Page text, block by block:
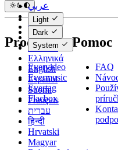
عربي
Català
Čeština
Dansk
Deutsch
Ελληνικά
English
Español
Suomi
Français
עברית
हिन्दी
Hrvatski
Magyar
Light
Dark
System
Produkty
Evervideo
Evermusic
Evertag
Flacbox
Pomoc
FAQ